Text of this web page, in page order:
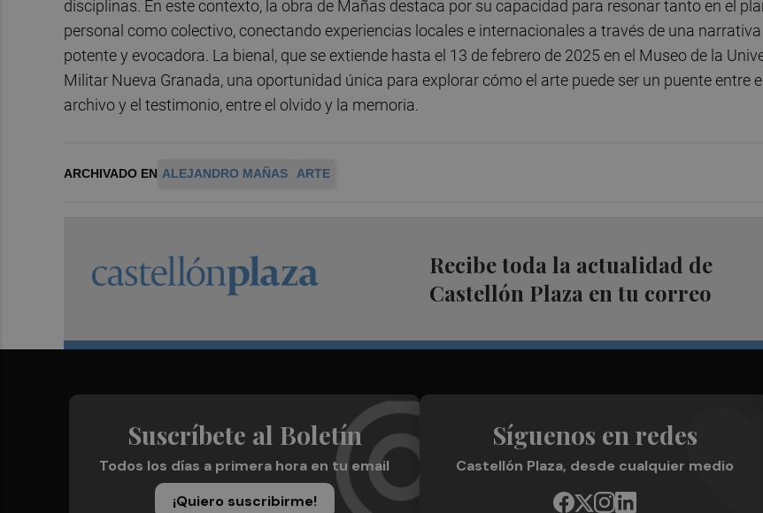
disciplinas. En este contexto, la obra de Mañas destaca por su capacidad para resonar tanto en el
personal como colectivo, conectando experiencias locales e internacionales a través de una narrativa
potente y evocadora. La bienal, que se extiende hasta el 13 de febrero de 2025 en el Museo de la
Militar Nueva Granada, una oportunidad única para explorar cómo el arte puede ser un puente entre el
archivo y el testimonio, entre el olvido y la memoria.
ARCHIVADO EN ALEJANDRO MAÑAS ARTE
Recibe toda la actualidad de
Castellón Plaza en tu correo
Suscríbete al Boletín
Todos los días a primera hora en tu email
¡Quiero suscribirme!
Síguenos en redes
Castellón Plaza, desde cualquier medio